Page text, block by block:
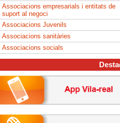
Associacions empresarials i entitats de
suport al negoci
Associacions Juvenils
Associacions sanitàries
Associacions socials